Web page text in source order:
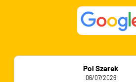
Pol Szarek
06/07/2026